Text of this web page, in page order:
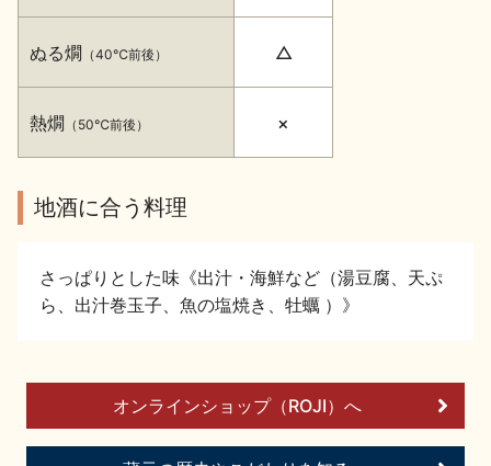
季節の商品 イベント情報
美味しい地酒の選び方
地酒蔵元会とは
ぬる燗 （40℃前後）
熱燗 （50℃前後）
△
×
地酒に合う料理
さっぱりとした味《出汁・海鮮など（湯豆腐、天ぷ
ら、出汁巻玉子、魚の塩焼き、牡蠣 ）》
オンラインショップ（ROJI）へ